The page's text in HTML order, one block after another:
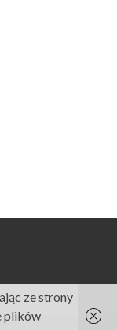
ze strony
plików